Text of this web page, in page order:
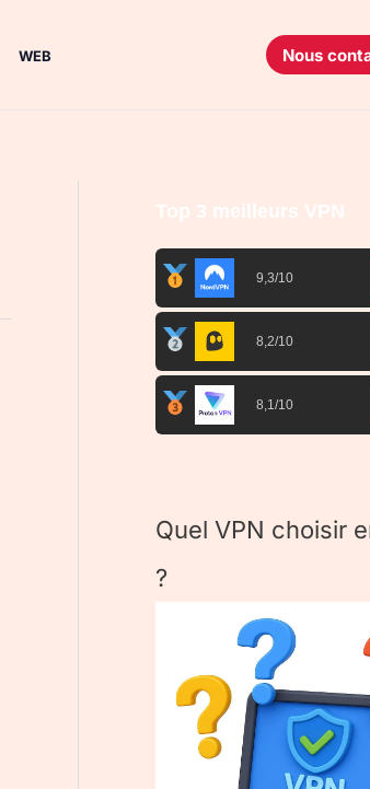
WEB Nous
Top 3 meilleurs VPN
9,3/10
8,2/10
8,1/10
Quel VPN choisir
?